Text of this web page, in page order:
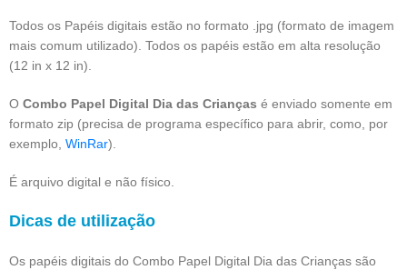
Todos os Papéis digitais estão no formato .jpg (formato de imagem
mais comum utilizado). Todos os papéis estão em alta resolução
(12 in x 12 in).
O Combo Papel Digital Dia das Crianças é enviado somente em
formato zip (precisa de programa específico para abrir, como, por
exemplo, WinRar).
É arquivo digital e não físico.
Dicas de utilização
Os papéis digitais do Combo Papel Digital Dia das Crianças são